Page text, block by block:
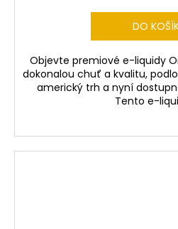
DO
Objevte premiové e-liquidy
dokonalou chuť a kvalitu,
americký trh a nyní
Tento e-